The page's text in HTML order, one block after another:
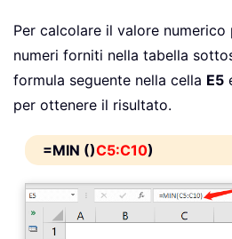
Per calcolare il valore
numeri forniti nella tabella
formula seguente nella cella E5
per ottenere il risultato.
=MIN ()C5:C10)